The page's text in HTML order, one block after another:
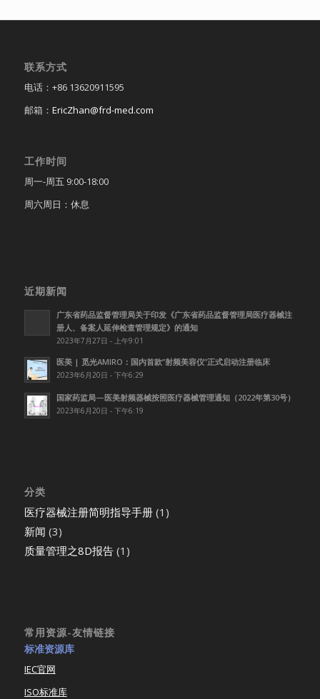
联系方式
电话：+86 13620911595
邮箱： EricZhan@frd-med.com
工作时间
周一-周五 9:00-18:00
周六周日：休息
近期新闻
广东省药品监督管理局关于印发《广东省药品监督管理局医疗器械注
册人、备案人延伸检查管理规定》的通知
2023年7月27日 - 上午9:01
医美 | 觅光AMIRO：国内首款”射频美容仪”正式启动注册临床
2023年6月20日 - 下午6:29
国家药监局—医美射频器械按照医疗器械管理通知（2022年第30号）
2023年6月20日 - 下午6:19
分类
医疗器械注册简明指导手册(1)
新闻 (3)
质量管理之8D报告(1)
常用资源-友情链接
标准资源库
IEC官网
ISO标准库